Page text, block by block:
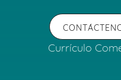
Currículo